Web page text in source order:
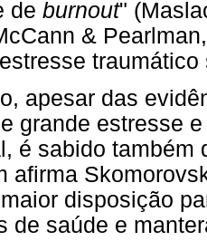
de burnout"
&
apesar das
grande estresse
é sabido também
afirma
disposição
de saúde e